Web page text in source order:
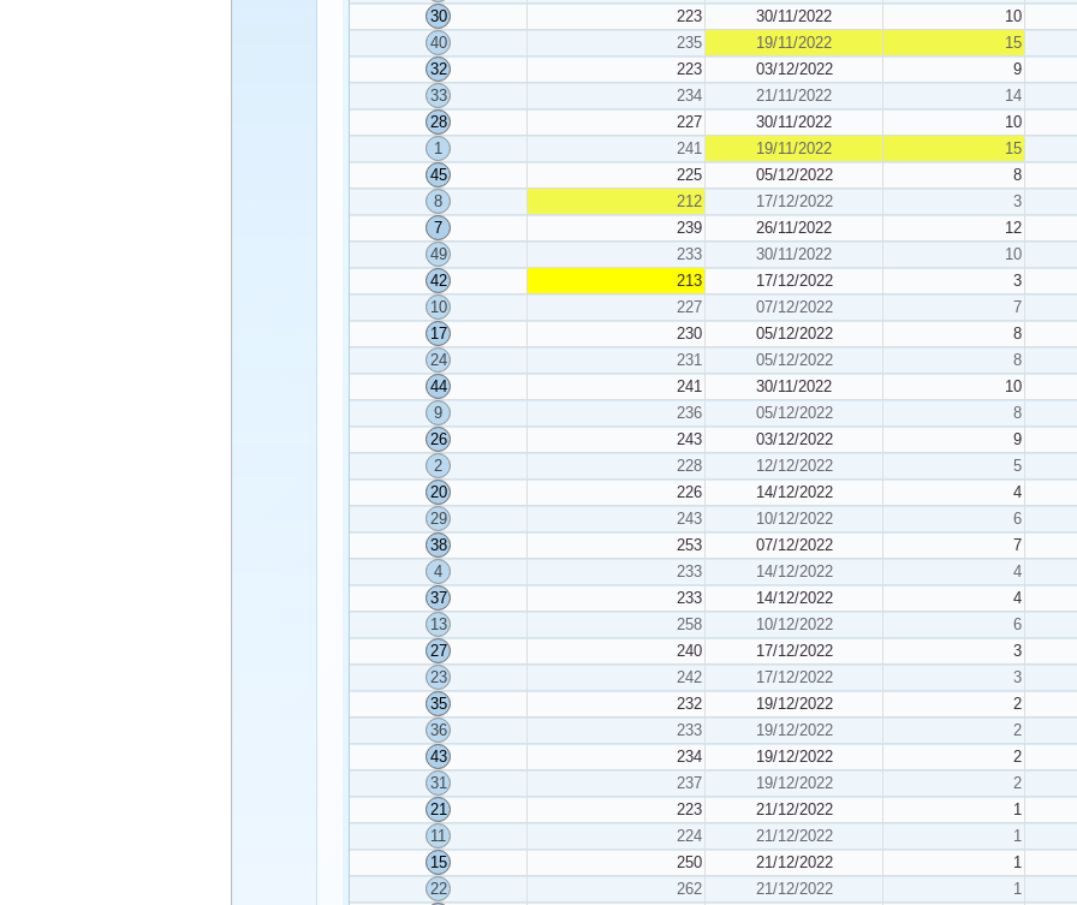
30
223 30/11/2022 10
40
235 19/11/2022 15
32
223 03/12/2022 9
33
234 21/11/2022 14
28
227 30/11/2022 10
1
241 19/11/2022 15
45
225 05/12/2022 8
8
212 17/12/2022 3
7
239 26/11/2022 12
49
233 30/11/2022 10
42
213 17/12/2022 3
10
227 07/12/2022 7
17
230 05/12/2022 8
24
231 05/12/2022 8
44
241 30/11/2022 10
9
236 05/12/2022 8
26
243 03/12/2022 9
2
228 12/12/2022 5
20
226 14/12/2022 4
29
243 10/12/2022 6
38
253 07/12/2022 7
4
233 14/12/2022 4
37
233 14/12/2022 4
13
258 10/12/2022 6
27
240 17/12/2022 3
23
242 17/12/2022 3
35
232 19/12/2022 2
36
233 19/12/2022 2
43
234 19/12/2022 2
31
237 19/12/2022 2
21
223 21/12/2022 1
11
224 21/12/2022 1
15
250 21/12/2022 1
22
262 21/12/2022 1